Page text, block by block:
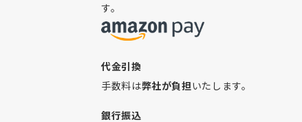
す。
代金引換
手数料は弊社が負担いたします。
銀行振込